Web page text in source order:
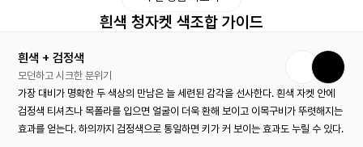
흰색 청자켓 색조합 가이드
흰색 + 검정색
모던하고 시크한 분위기
가장 대비가 명확한 두 색상의 만남은 늘 세련된 감각을 선사한다. 흰색 자켓 안에
검정색 티셔츠나 목폴라를 입으면 얼굴이 더욱 환해 보이고 이목구비가 뚜렷해지는
효과를 얻는다. 하의까지 검정색으로 통일하면 키가 커 보이는 효과도 누릴 수 있다.